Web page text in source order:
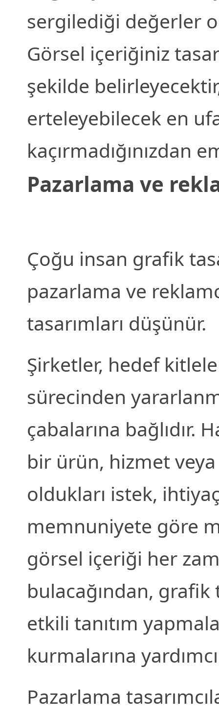
sergilediği değerler
Görsel içeriğiniz
şekilde
erteleyebilecek en
kaçırmadığınızdan
Pazarlama ve
Çoğu insan grafik
pazarlama ve
tasarımları düşünür.
Şirketler, hedef
sürecinden
çabalarına bağlıdır.
bir ürün, hizmet
oldukları istek,
memnuniyete göre
görsel içeriği her
bulacağından, grafik
etkili tanıtım
kurmalarına
Pazarlama